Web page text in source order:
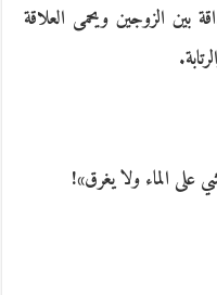
الزوجين ويحمى العلاقة
على الماء ولا يغرق»!